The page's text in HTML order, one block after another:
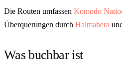
Die Routen umfassen Komodo
Überquerungen durch Halmahera
Was buchbar ist